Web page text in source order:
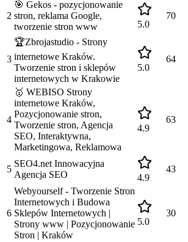
2
🎯 Gekos - pozycjonowanie
stron, reklama Google,
tworzenie stron www
5.0
70
3
🏆Zbrojastudio - Strony
internetowe Kraków.
Tworzenie stron i sklepów
internetowych w Krakowie
5.0
64
4
🥇 WEBISO Strony
internetowe Kraków,
Pozycjonowanie stron,
Tworzenie stron, Agencja
SEO, Interaktywna,
Marketingowa, Reklamowa
4.9
63
5
SEO4.net Innowacyjna
Agencja SEO
4.9
43
6
Webyourself - Tworzenie Stron
Internetowych i Budowa
Sklepów Internetowych |
Strony www | Pozycjonowanie
Stron | Kraków
5.0
30